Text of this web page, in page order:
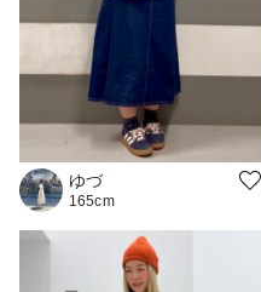
ゆづ
165cm